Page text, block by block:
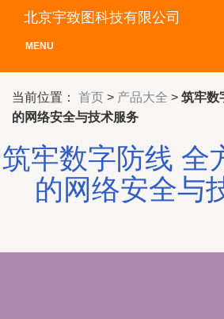
北京宇致图科技有限公司
MENU
当前位置： 首页 > 产品大全 > 筑牢数
的网络安全与技术服务
筑牢数字防线 全
的网络安全与